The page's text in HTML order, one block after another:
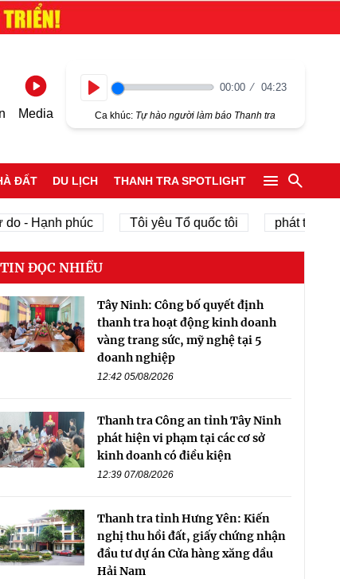
Media
00:00 04:23
Ca khúc: Tự hào người làm báo Thanh tra
ĐẤT DU LỊCH THANH TRA SPOTLIGHT
Hạnh phúc Tôi yêu Tổ quốc tôi phát triển kinh
TIN ĐỌC NHIỀU
Tây Ninh: Công bố quyết định
thanh tra hoạt động kinh doanh
vàng trang sức, mỹ nghệ tại 5
doanh nghiệp
12:42 05/08/2026
Thanh tra Công an tỉnh Tây Ninh
phát hiện vi phạm tại các cơ sở
kinh doanh có điều kiện
12:39 07/08/2026
Thanh tra tỉnh Hưng Yên: Kiến
nghị thu hồi đất, giấy chứng nhận
đầu tư dự án Cửa hàng xăng dầu
Hải Nam